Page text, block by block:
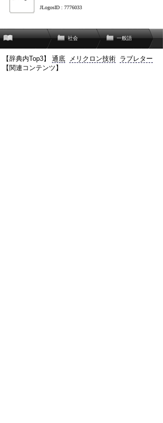
JLogosID : 7776033
社会 一般語
【辞典内Top3】 通底 メリクロン技術 ラブレター
【関連コンテンツ】